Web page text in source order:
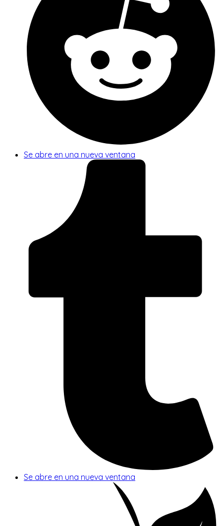
Se abre en una nueva ventana
Se abre en una nueva ventana